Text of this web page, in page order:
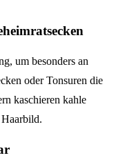
um besonders an
oder Tonsuren die
kaschieren kahle